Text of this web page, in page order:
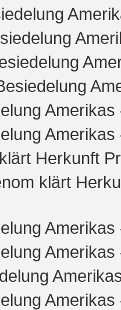
Amerikas
Amerikas
Herkunft
klärt
Amerikas
Amerikas
Amerikas